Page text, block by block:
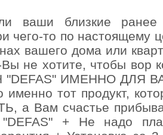
ваши близкие ранее
чего-то по настоящему
вашего дома или
не хотите, чтобы вор
ИМЕННО ДЛЯ
именно тот продукт,
а Вам счастье
"DEFAS" + Не надо